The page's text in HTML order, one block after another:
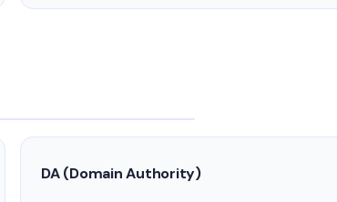
DA (Domain Authority)